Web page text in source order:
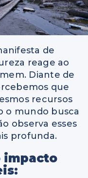
de
reage ao
Diante de
que
recursos
o mundo busca
observa esses
profunda.
impacto